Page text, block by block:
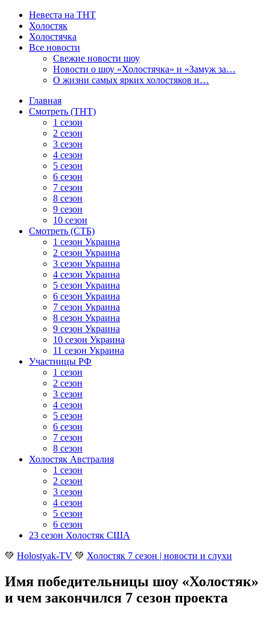
Невеста на ТНТ
Холостяк
Холостячка
Все новости
Свежие новости шоу
Новости о шоу «Холостячка» и «Замуж за…
О жизни самых ярких холостяков и…
Главная
Смотреть (ТНТ)
1 сезон
2 сезон
3 сезон
4 сезон
5 сезон
6 сезон
7 сезон
8 сезон
9 сезон
10 сезон
Смотреть (СТБ)
1 сезон Украина
2 сезон Украина
3 сезон Украина
4 сезон Украина
5 сезон Украина
6 сезон Украина
7 сезон Украина
8 сезон Украина
9 сезон Украина
10 сезон Украина
11 сезон Украина
Участницы РФ
1 сезон
2 сезон
3 сезон
4 сезон
5 сезон
6 сезон
7 сезон
8 сезон
Холостяк Австралия
1 сезон
2 сезон
3 сезон
4 сезон
5 сезон
6 сезон
23 сезон Холостяк США
💚 Holostyak-TV 💚 Холостяк 7 сезон | новости и слухи
Имя победительницы шоу «Холостяк»
и чем закончился 7 сезон проекта